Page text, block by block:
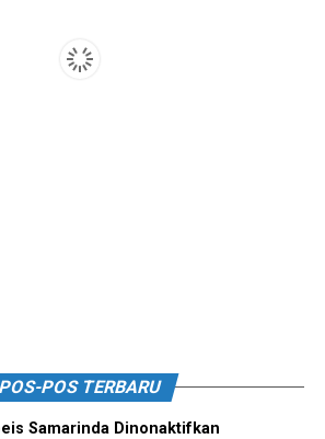
POS-POS TERBARU
Samarinda Dinonaktifkan